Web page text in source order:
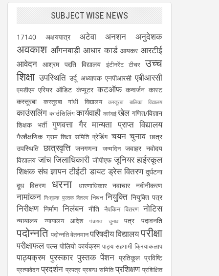
SUBJECT WISE NEWS
17140 अक्षयपात्र अटेवा अनशन अनुदेशक
अवकाश आँगनबाड़ी आधार कार्ड आयकर आरटीई
आवेदन आश्रम पद्दति विद्यालय इंटीनरेंट टीचर उच्च
शिक्षा उपस्थिति उर्दू अध्यापक एनपीआरसी एबीआरसी
एमडीएम एरियर ऑडिट कंप्यूटर कटऑफ कन्वर्जन कास्ट
कस्तूरबा
कस्तूरबा गांधी विद्यालय कस्तूरबा बालिका विद्यालय
काउंसलिंग काउंसिलिंग कार्यवाही कार्रवाई खेल गणित/विज्ञान
शिक्षक भर्ती
गुणवत्ता गैर मान्यता प्राप्त विद्यालय
गैरशैक्षणिक ग्राम शिक्षा समिति ग्रेडिंग चयन चुनाव छात्र
उपस्थिति छात्रवृत्ति जनगणना जन्मदिन जवाहर नवोदय
विद्यालय जांच जिलाधिकारी जीपीएफ जूनियर हाईस्कूल
शिक्षक संघ ज्ञापन टीईटी डायट ड्रेस वितरण दुर्घटना
दूध वितरण
धरना धारणाधिकार नवाचार नवीनीकरण
नामांकन निःशुल्क पुस्तक वितरण निधन नियुक्ति नियुक्ति पत्र
निरीक्षण निर्माण निलंबन नीति नैपकिन वितरण नोटिस
न्यायालय न्यायालय आदेश पंचायत चुनाव पत्र पदावनति
पदोन्नति पदोन्नति वेतनमानपरिषदीय विद्यालयपरीक्षा
परीक्षाफल पल्स पोलियो कार्यक्रम पाठ्य सहगामी क्रियाकलाप
पाठ्यक्रम पुरस्कार पुस्तक पेंशन प्रतिकूल प्रविष्टि
प्रत्यावेदन प्रदर्शन प्रपत्र प्रबन्ध समिति प्रशिक्षण प्रशिक्षित